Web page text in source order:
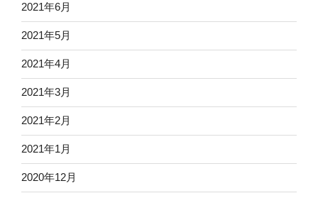
2021年6月
2021年5月
2021年4月
2021年3月
2021年2月
2021年1月
2020年12月